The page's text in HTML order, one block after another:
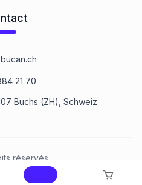
21 70
Buchs (ZH), Schweiz
réservés
AG